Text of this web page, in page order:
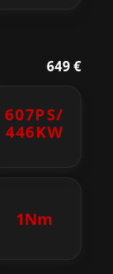
649 €
607PS/
446KW
1Nm